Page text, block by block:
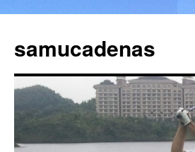
contenido
samucadenas